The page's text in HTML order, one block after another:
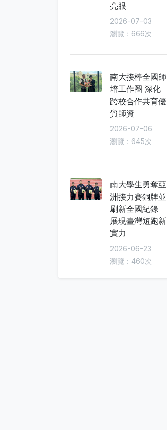
亮眼
2026-07-03
瀏覽：666次
南大接棒全國師
培工作圈 深化
跨校合作共育優
質師資
2026-07-06
瀏覽：645次
南大學生勇奪亞
洲接力賽銅牌並
刷新全國紀錄
展現臺灣短跑新
實力
2026-06-23
瀏覽：460次